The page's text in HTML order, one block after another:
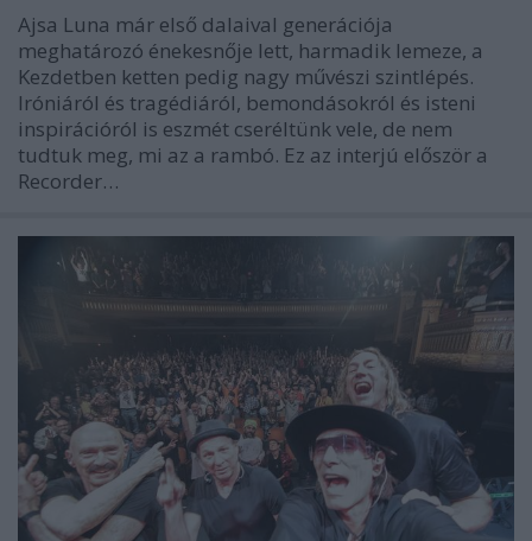
Ajsa Luna már első dalaival generációja
meghatározó énekesnője lett, harmadik lemeze, a
Kezdetben ketten pedig nagy művészi szintlépés.
Iróniáról és tragédiáról, bemondásokról és isteni
inspirációról is eszmét cseréltünk vele, de nem
tudtuk meg, mi az a rambó. Ez az interjú először a
Recorder…